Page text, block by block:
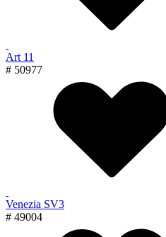
Art 11
# 50977
Venezia SV3
# 49004